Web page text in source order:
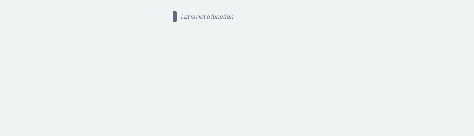
i.at is not a function